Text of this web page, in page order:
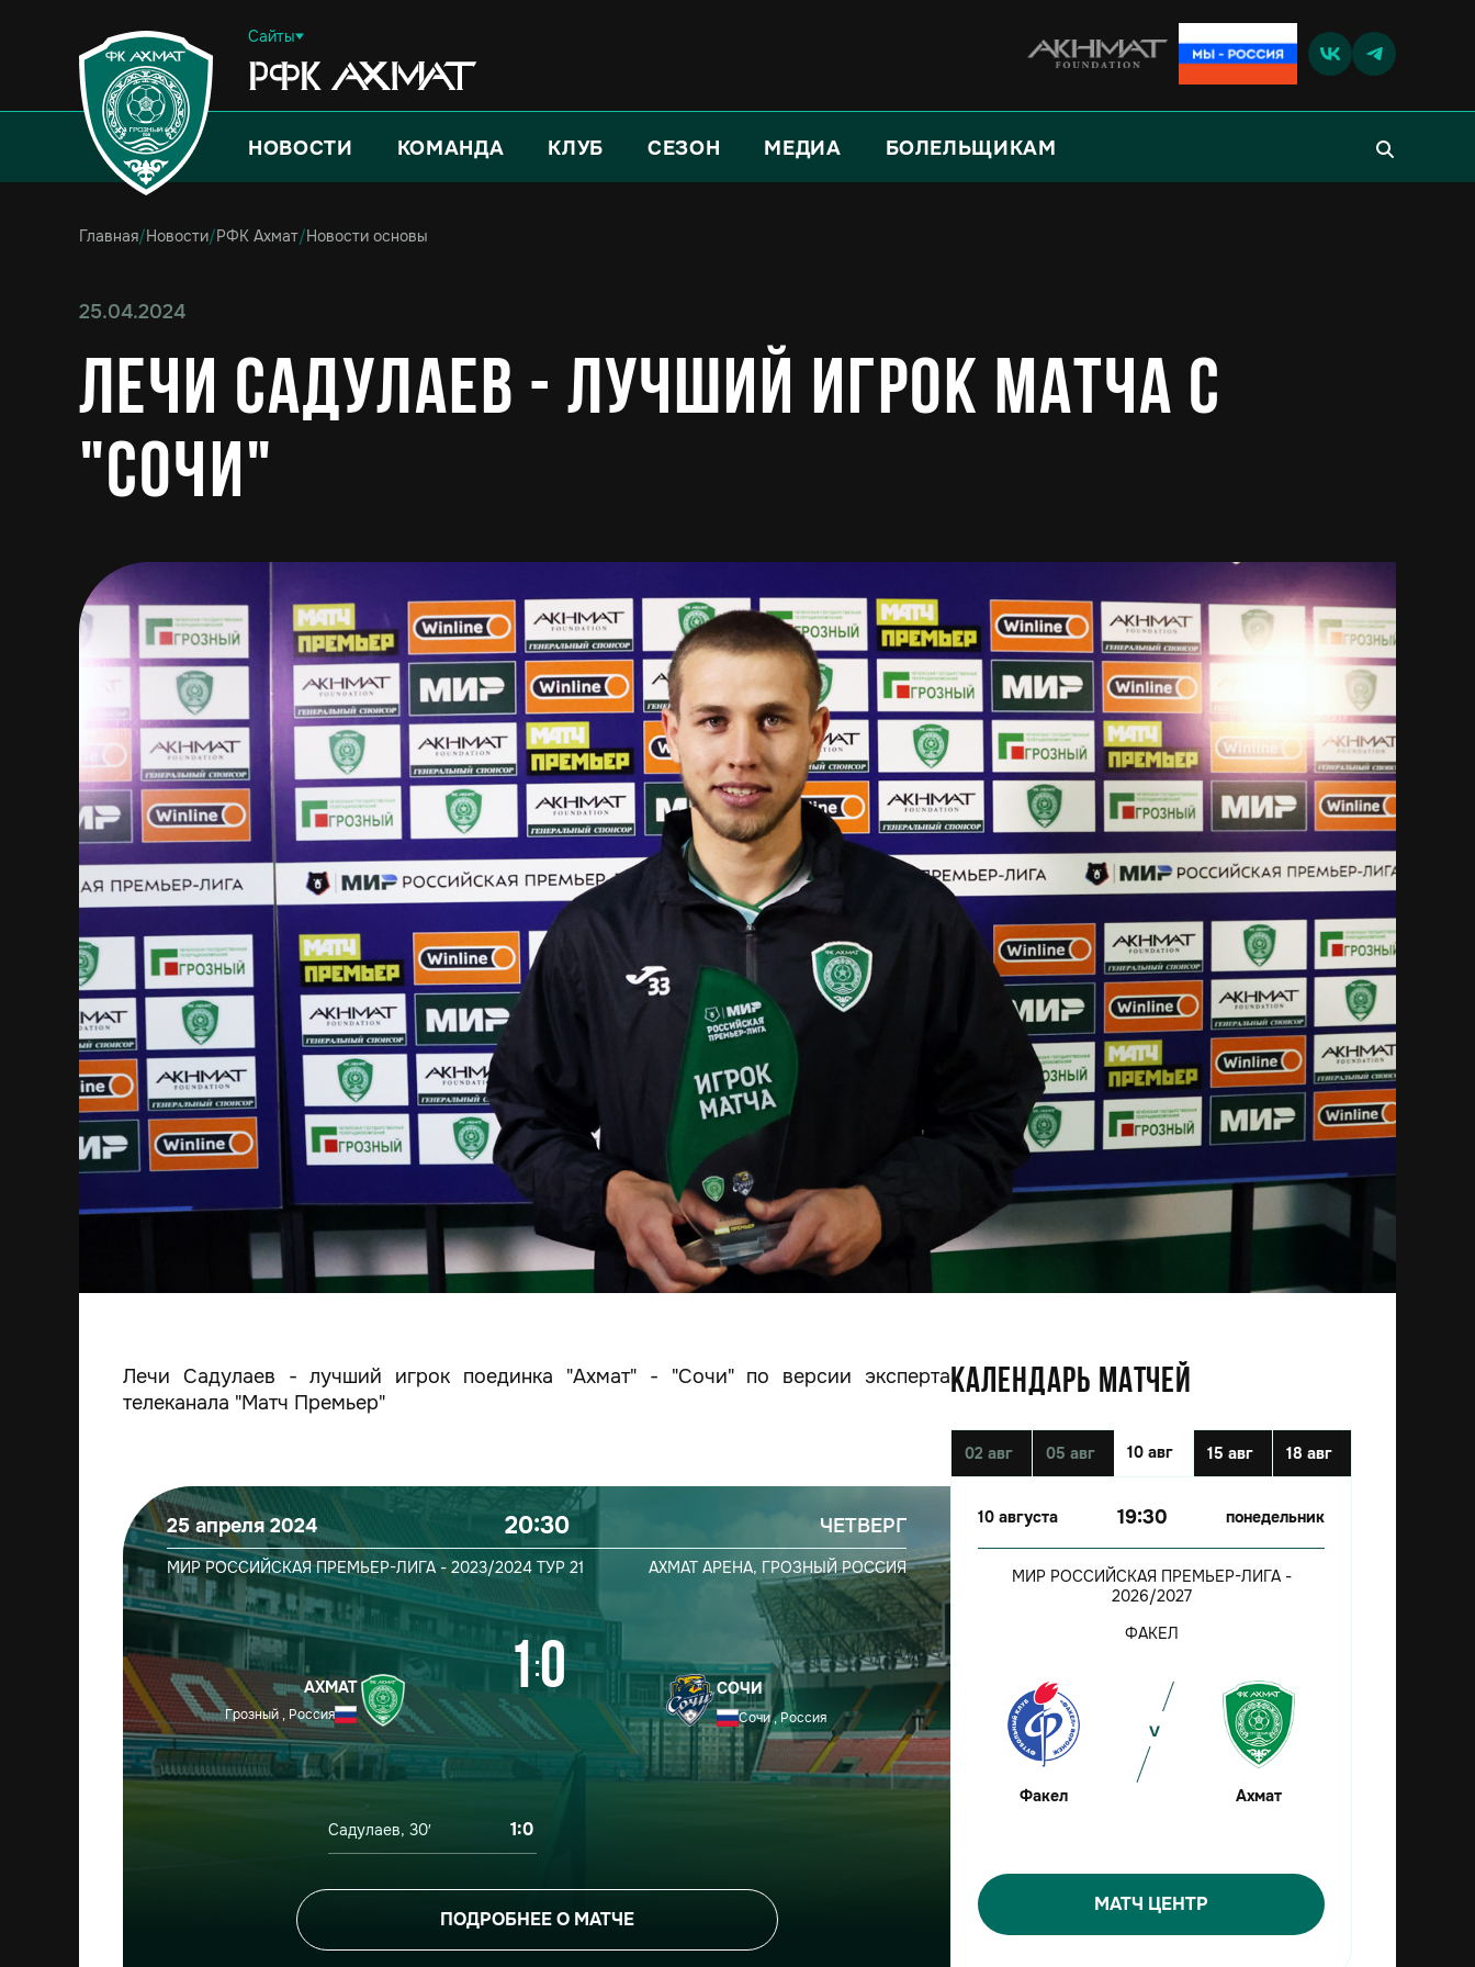
Сайты
НОВОСТИ КОМАНДА КЛУБ СЕЗОН МЕДИА БОЛЕЛЬЩИКАМ
Главная/Новости/РФК Ахмат/Новости основы
25.04.2024
Лечи Садулаев - лучший игрок матча с
"Сочи"
КАЛЕНДАРЬ МАТЧЕЙ
02 авг 05 авг 10 авг 15 авг 18 авг
10 августа 19:30 понедельник
МИР РОССИЙСКАЯ ПРЕМЬЕР-ЛИГА -
2026/2027
ФАКЕЛ
Факел Ахмат
МАТЧ ЦЕНТР
Лечи Садулаев - лучший игрок поединка "Ахмат" - "Сочи" по версии эксперта
телеканала "Матч Премьер"
25 апреля 2024 20:30 ЧЕТВЕРГ
МИР РОССИЙСКАЯ ПРЕМЬЕР-ЛИГА - 2023/2024 ТУР 21 АХМАТ АРЕНА, ГРОЗНЫЙ РОССИЯ
АХМАТ
Грозный , Россия
1:0 СОЧИ
Сочи , Россия
Садулаев, 30′ 1:0
ПОДРОБНЕЕ О МАТЧЕ